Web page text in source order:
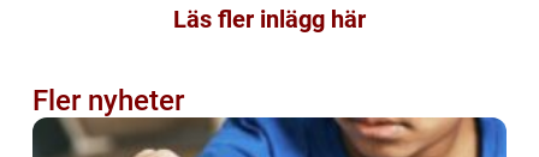
Läs fler inlägg här
Fler nyheter